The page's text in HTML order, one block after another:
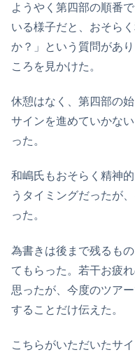
ようやく第四部の順番
いる様子だと、おそら
か？」という質問があ
ころを見かけた。
休憩はなく、第四部の
サインを進めていかな
った。
和嶋氏もおそらく精神
うタイミングだったが
った。
為書きは後まで残るも
てもらった。若干お疲
思ったが、今度のツア
することだけ伝えた。
こちらがいただいたサ